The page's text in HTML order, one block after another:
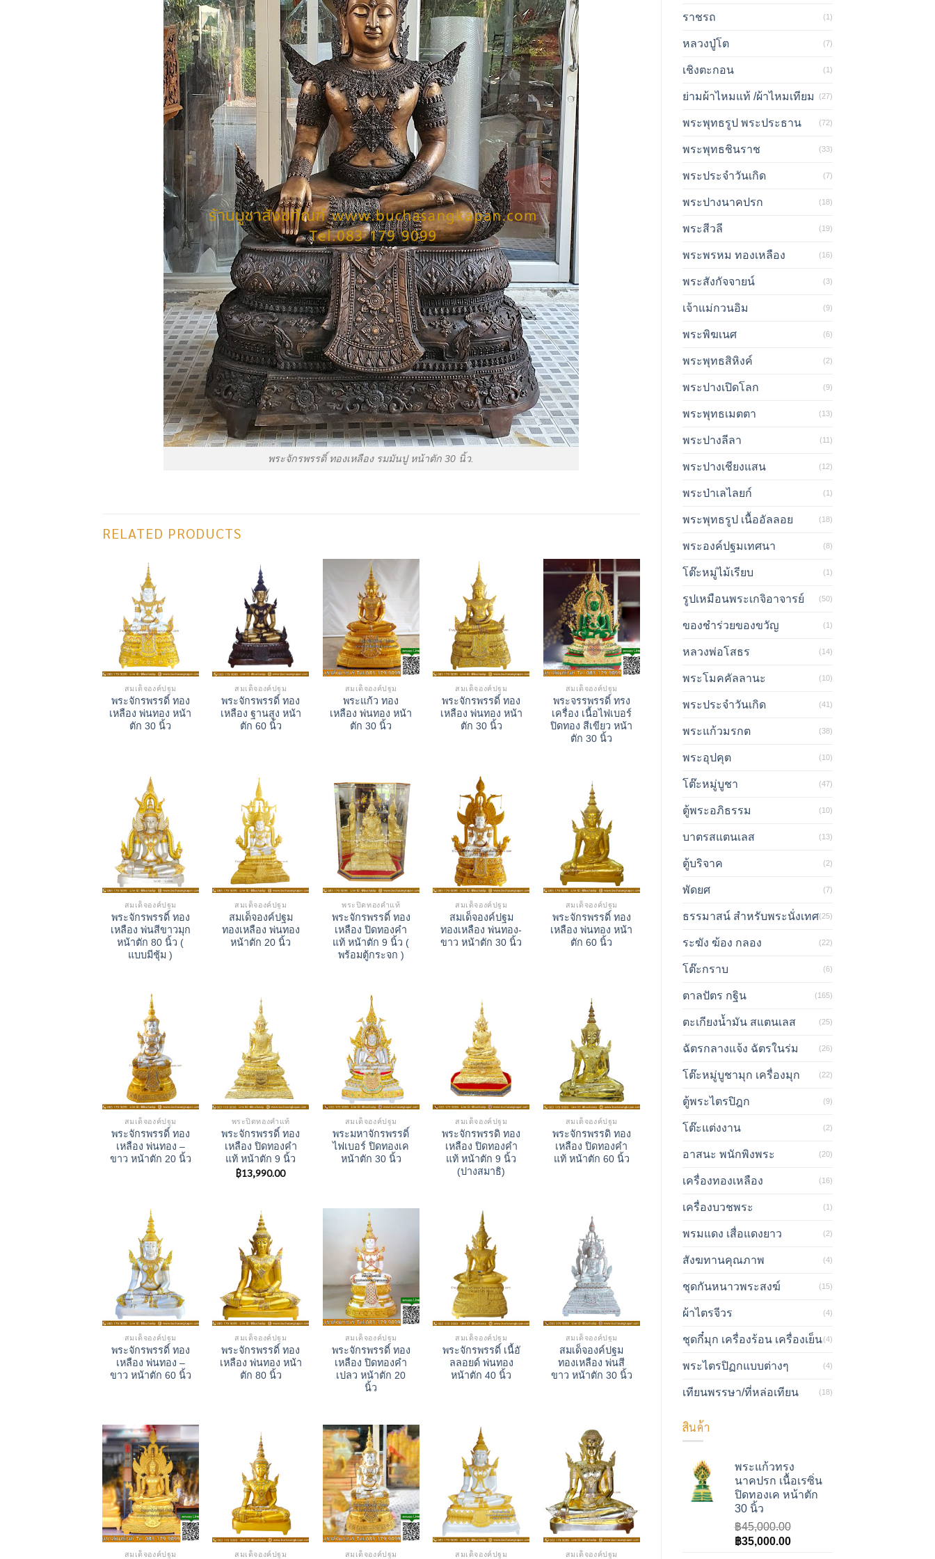
พระจักรพรรดิ์ ทองเหลือง รมมันปู หน้าตัก 30 นิ้ว.
RELATED PRODUCTS
สมเด็จองค์ปฐม
พระจักรพรรดิ์ ทอง
เหลือง พ่นทอง หน้า
ตัก 30 นิ้ว
สมเด็จองค์ปฐม
พระจักรพรรดิ์ ทอง
เหลือง ฐานสูง หน้า
ตัก 60 นิ้ว
สมเด็จองค์ปฐม
พระแก้ว ทอง
เหลือง พ่นทอง หน้า
ตัก 30 นิ้ว
สมเด็จองค์ปฐม
พระจักรพรรดิ์ ทอง
เหลือง พ่นทอง หน้า
ตัก 30 นิ้ว
สมเด็จองค์ปฐม
พระจรรพรรดิ์ ทรง
เครื่อง เนื้อไฟเบอร์
ปิดทอง สีเขียว หน้า
ตัก 30 นิ้ว
สมเด็จองค์ปฐม
พระจักรพรรดิ์ ทอง
เหลือง พ่นสีขาวมุก
หน้าตัก 80 นิ้ว (
แบบมีชุ้ม )
สมเด็จองค์ปฐม
สมเด็จองค์ปฐม
ทองเหลือง พ่นทอง
หน้าตัก 20 นิ้ว
พระปิดทองคำแท้
พระจักรพรรดิ์ ทอง
เหลือง ปิดทองคำ
แท้ หน้าตัก 9 นิ้ว (
พร้อมตู้กระจก )
สมเด็จองค์ปฐม
สมเด็จองค์ปฐม
ทองเหลือง พ่นทอง-
ขาว หน้าตัก 30 นิ้ว
สมเด็จองค์ปฐม
พระจักรพรรดิ์ ทอง
เหลือง พ่นทอง หน้า
ตัก 60 นิ้ว
สมเด็จองค์ปฐม
พระจักรพรรดิ์ ทอง
เหลือง พ่นทอง –
ขาว หน้าตัก 20 นิ้ว
พระปิดทองคำแท้
พระจักรพรรดิ์ ทอง
เหลือง ปิดทองคำ
แท้ หน้าตัก 9 นิ้ว
฿13,990.00
สมเด็จองค์ปฐม
พระมหาจักรพรรดิ์
ไฟเบอร์ ปิดทองเค
หน้าตัก 30 นิ้ว
สมเด็จองค์ปฐม
พระจักรพรรดิ ทอง
เหลือง ปิดทองคำ
แท้ หน้าตัก 9 นิ้ว
(ปางสมาธิ)
สมเด็จองค์ปฐม
พระจักรพรรดิ ทอง
เหลือง ปิดทองคำ
แท้ หน้าตัก 60 นิ้ว
สมเด็จองค์ปฐม
พระจักรพรรดิ์ ทอง
เหลือง พ่นทอง –
ขาว หน้าตัก 60 นิ้ว
สมเด็จองค์ปฐม
พระจักรพรรดิ์ ทอง
เหลือง พ่นทอง หน้า
ตัก 80 นิ้ว
สมเด็จองค์ปฐม
พระจักรพรรดิ์ ทอง
เหลือง ปิดทองคำ
เปลว หน้าตัก 20
นิ้ว
สมเด็จองค์ปฐม
พระจักรพรรดิ์ เนื้อั
ลลอยด์ พ่นทอง
หน้าตัก 40 นิ้ว
สมเด็จองค์ปฐม
สมเด็จองค์ปฐม
ทองเหลือง พ่นสี
ขาว หน้าตัก 30 นิ้ว
สมเด็จองค์ปฐม สมเด็จองค์ปฐม สมเด็จองค์ปฐม สมเด็จองค์ปฐม สมเด็จองค์ปฐม
ราชรถ (1)
หลวงปู่โต (7)
เชิงตะกอน (1)
ย่ามผ้าไหมแท้ /ผ้าไหมเทียม (27)
พระพุทธรูป พระประธาน (72)
พระพุทธชินราช (33)
พระประจำวันเกิด (7)
พระปางนาคปรก (18)
พระสีวลี (19)
พระพรหม ทองเหลือง (16)
พระสังกัจจายน์ (3)
เจ้าแม่กวนอิม (9)
พระพิฆเนศ (6)
พระพุทธสิหิงค์ (2)
พระปางเปิดโลก (9)
พระพุทธเมตตา (13)
พระปางลีลา (11)
พระปางเชียงแสน (12)
พระป่าเลไลยก์ (1)
พระพุทธรูป เนื้ออัลลอย (18)
พระองค์ปฐมเทศนา (8)
โต๊ะหมู่ไม้เรียบ (1)
รูปเหมือนพระเกจิอาจารย์ (50)
ของชำร่วยของขวัญ (1)
หลวงพ่อโสธร (14)
พระโมคคัลลานะ (10)
พระประจำวันเกิด (41)
พระแก้วมรกต (38)
พระอุปคุต (10)
โต๊ะหมู่บูชา (47)
ตู้พระอภิธรรม (10)
บาตรสแตนเลส (13)
ตู้บริจาค (2)
พัดยศ (7)
ธรรมาสน์ สำหรับพระนั่งเทศ(25)
ระฆัง ฆ้อง กลอง (22)
โต๊ะกราบ (6)
ตาลปัตร กฐิน (165)
ตะเกียงน้ำมัน สแตนเลส (25)
ฉัตรกลางแจ้ง ฉัตรในร่ม (26)
โต๊ะหมู่บูชามุก เครื่องมุก (22)
ตู้พระไตรปิฎก (9)
โต๊ะแต่งงาน (2)
อาสนะ พนักพิงพระ (20)
เครื่องทองเหลือง (16)
เครื่องบวชพระ (1)
พรมแดง เสื่อแดงยาว (2)
สังฆทานคุณภาพ (4)
ชุดกันหนาวพระสงฆ์ (15)
ผ้าไตรจีวร (4)
ชุดกี๋มุก เครื่องร้อน เครื่องเย็น (4)
พระไตรปิฏกแบบต่างๆ (4)
เทียนพรรษา/ที่หล่อเทียน (18)
สินค้า
พระแก้วทรง
นาคปรก เนื้อเรซิ่น
ปิดทองเค หน้าตัก
30 นิ้ว
฿45,000.00
Original
฿35,000.00Current